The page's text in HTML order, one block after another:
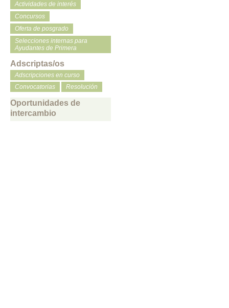
Actividades de interés
Concursos
Oferta de posgrado
Selecciones internas para
Ayudantes de Primera
Adscriptas/os
Adscripciones en curso
Convocatorias
Resolución
Oportunidades de
intercambio